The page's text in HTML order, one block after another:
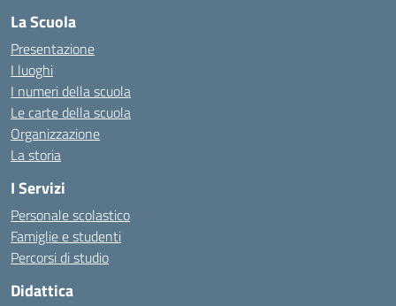
La Scuola
Presentazione
I luoghi
I numeri della scuola
Le carte della scuola
Organizzazione
La storia
I Servizi
Personale scolastico
Famiglie e studenti
Percorsi di studio
Didattica